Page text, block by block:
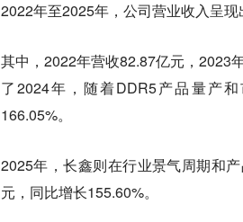
2022年至2025年，公司营业收入呈现
其中，2022年营收82.87亿元，2023
了2024年，随着DDR5产品量产
166.05%。
2025年，长鑫则在行业景气周期和
元，同比增长155.60%。